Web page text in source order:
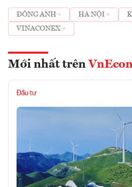
ĐÔNG ANH HÀ NỘI
VINACONEX
Mới nhất trên
Đầu tư